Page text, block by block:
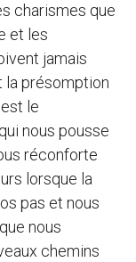
charismes que
et les
jamais
la présomption
est le
nous pousse
réconforte
lorsque la
pas et nous
nous
chemins